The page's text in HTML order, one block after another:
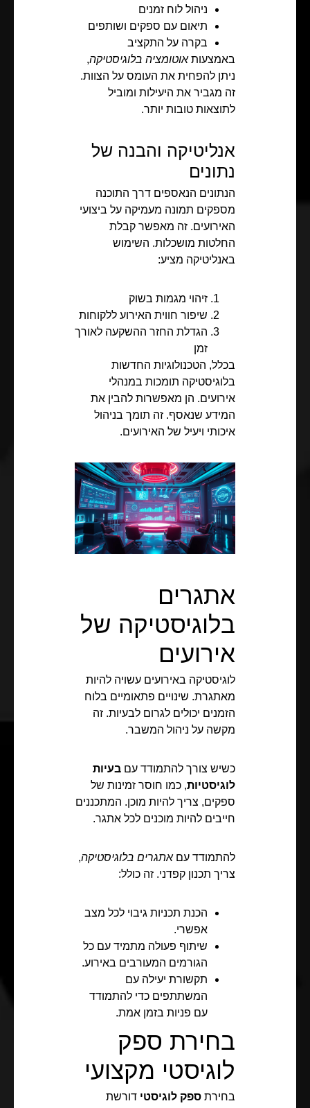
ניהול לוח זמנים
תיאום עם ספקים ושותפים
בקרה על התקציב
באמצעותאוטומציה בלוגיסטיקה,
ניתן להפחית את העומס על הצוות.
זה מגביר את היעילות ומוביל
לתוצאות טובות יותר.
אנליטיקה והבנה של
נתונים
הנתונים הנאספים דרך התוכנה
מספקים תמונה מעמיקה על ביצועי
האירועים. זה מאפשר קבלת
החלטות מושכלות. השימוש
באנליטיקה מציע:
זיהוי מגמות בשוק
שיפור חווית האירוע ללקוחות
הגדלת החזר ההשקעה לאורך
זמן
בכלל, הטכנולוגיות החדשות
בלוגיסטיקה תומכות במנהלי
אירועים. הן מאפשרות להבין את
המידע שנאסף. זה תומך בניהול
איכותי ויעיל של האירועים.
אתגרים
בלוגיסטיקה של
אירועים
לוגיסטיקה באירועים עשויה להיות
מאתגרת. שינויים פתאומיים בלוח
הזמנים יכולים לגרום לבעיות. זה
מקשה על ניהול המשבר.
כשיש צורך להתמודד עם בעיות
לוגיסטיות, כמו חוסר זמינות של
ספקים, צריך להיות מוכן. המתכננים
חייבים להיות מוכנים לכל אתגר.
להתמודד עםאתגרים בלוגיסטיקה,
צריך תכנון קפדני. זה כולל:
הכנת תכניות גיבוי לכל מצב
אפשרי.
שיתוף פעולה מתמיד עם כל
הגורמים המעורבים באירוע.
תקשורת יעילה עם
המשתתפים כדי להתמודד
עם פניות בזמן אמת.
בחירת ספק
לוגיסטי מקצועי
בחירת ספק לוגיסטי דורשת